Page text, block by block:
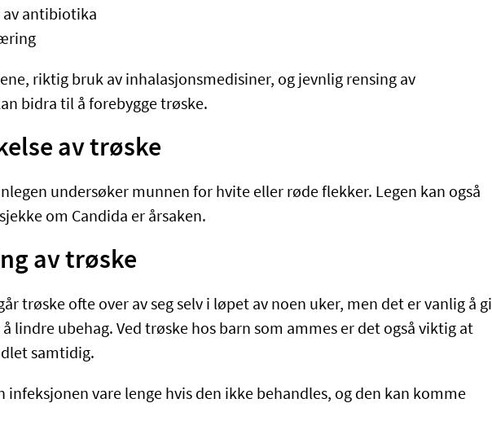
av antibiotika
riktig bruk av inhalasjonsmedisiner, og jevnlig rensing av
bidra til å forebygge trøske.
av trøske
undersøker munnen for hvite eller røde flekker. Legen kan også
om Candida er årsaken.
av trøske
trøske ofte over av seg selv i løpet av noen uker, men det er vanlig å gi
lindre ubehag. Ved trøske hos barn som ammes er det også viktig at
samtidig.
infeksjonen vare lenge hvis den ikke behandles, og den kan komme